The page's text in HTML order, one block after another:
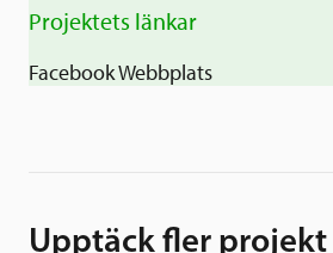
Projektets länkar
FacebookWebbplats
Upptäck fler projekt